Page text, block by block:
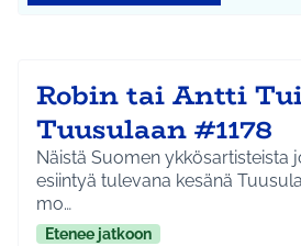
Robin tai Antti
Tuusulaan #1178
Näistä Suomen ykkösartisteista
esiintyä tulevana kesänä
mo…
Etenee jatkoon